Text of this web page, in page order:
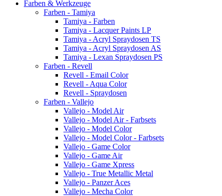
Farben & Werkzeuge
Farben - Tamiya
Tamiya - Farben
Tamiya - Lacquer Paints LP
Tamiya - Acryl Spraydosen TS
Tamiya - Acryl Spraydosen AS
Tamiya - Lexan Spraydosen PS
Farben - Revell
Revell - Email Color
Revell - Aqua Color
Revell - Spraydosen
Farben - Vallejo
Vallejo - Model Air
Vallejo - Model Air - Farbsets
Vallejo - Model Color
Vallejo - Model Color - Farbsets
Vallejo - Game Color
Vallejo - Game Air
Vallejo - Game Xpress
Vallejo - True Metallic Metal
Vallejo - Panzer Aces
Vallejo - Mecha Color